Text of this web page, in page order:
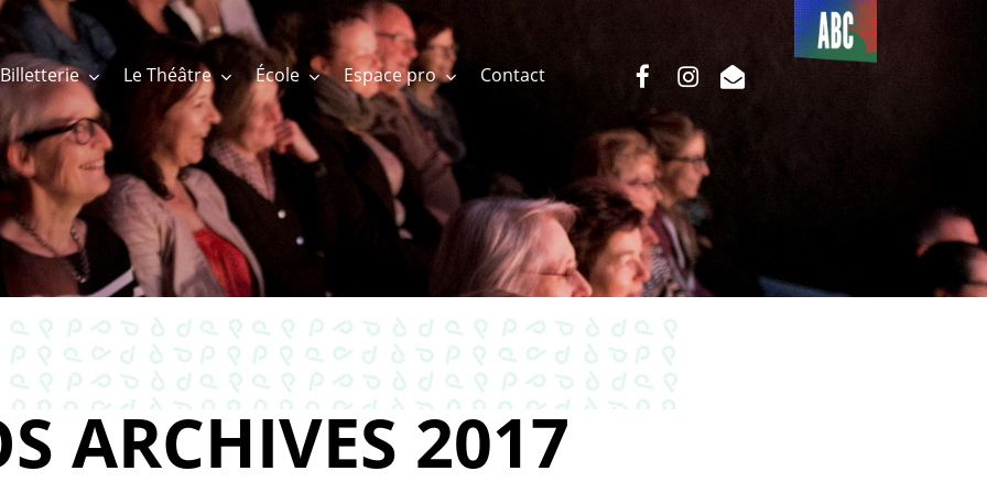
Billetterie Le Théâtre École Espace pro Contact
Du côté
de l’ABC
facebookinstagram
email
ARCHIVES 2017